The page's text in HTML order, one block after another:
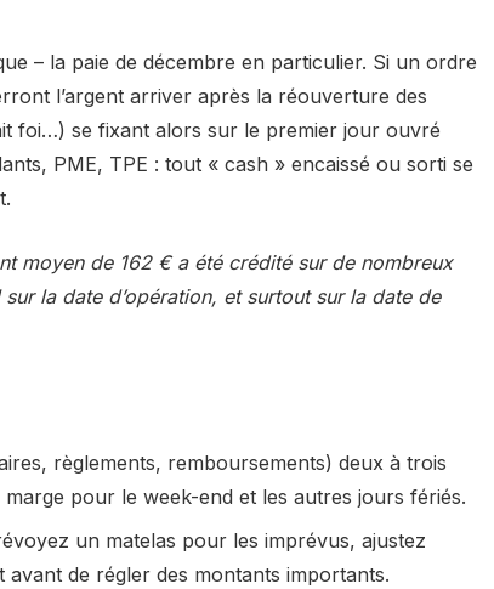
– la paie de décembre en particulier. Si un ordre
l’argent arriver après la réouverture des
foi…) se fixant alors sur le premier jour ouvré
PME, TPE : tout « cash » encaissé ou sorti se
moyen de 162 € a été crédité sur de nombreux
la date d’opération, et surtout sur la date de
règlements, remboursements) deux à trois
pour le week-end et les autres jours fériés.
un matelas pour les imprévus, ajustez
de régler des montants importants.